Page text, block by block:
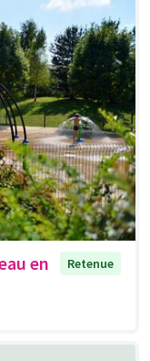
en
Retenue